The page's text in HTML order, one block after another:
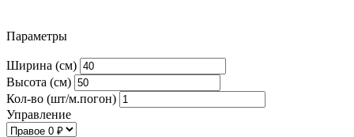
Параметры
Ширина (см)
Высота (см)
Кол-во (шт/м.погон)
Управление